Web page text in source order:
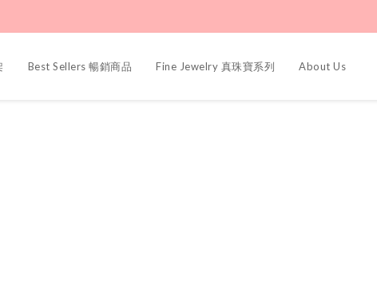
Best Sellers 暢銷商品 Fine Jewelry 真珠寶系列 About Us